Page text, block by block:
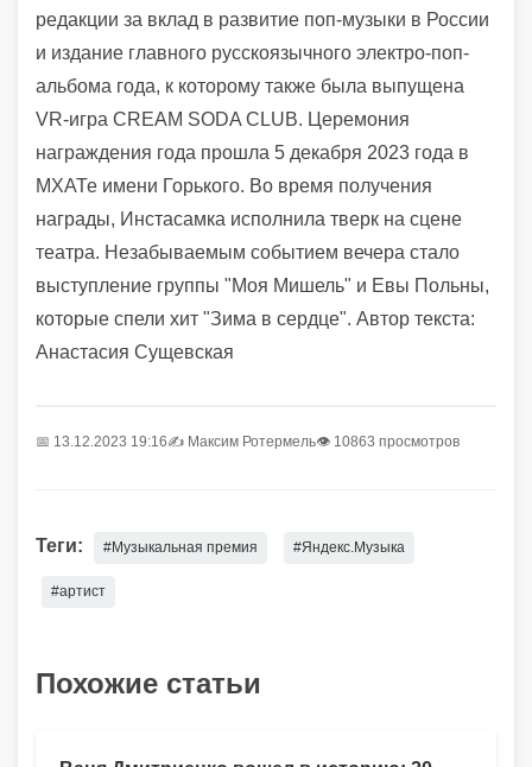
редакции за вклад в развитие поп-музыки в России
и издание главного русскоязычного электро-поп-
альбома года, к которому также была выпущена
VR-игра CREAM SODA CLUB. Церемония
награждения года прошла 5 декабря 2023 года в
МХАТе имени Горького. Во время получения
награды, Инстасамка исполнила тверк на сцене
театра. Незабываемым событием вечера стало
выступление группы "Моя Мишель" и Евы Польны,
которые спели хит "Зима в сердце". Автор текста:
Анастасия Сущевская
📅 13.12.2023 19:16✍️ Максим Ротермель👁 10863 просмотров
Теги: #Музыкальная премия #Яндекс.Музыка
#артист
Похожие статьи